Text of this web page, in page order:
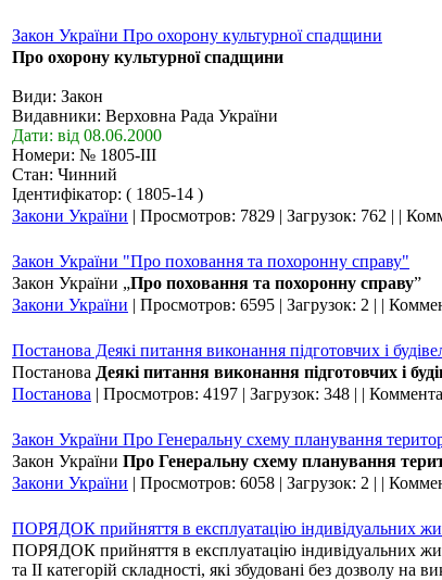
Закон України Про охорону культурної спадщини
Про охорону культурної спадщини
Види: Закон
Видавники: Верховна Рада України
Дати: від 08.06.2000
Номери: № 1805-III
Стан: Чинний
Ідентифікатор: ( 1805-14 )
Закони України | Просмотров: 7829 | Загрузок: 762 | |
Закон України "Про поховання та похоронну справу"
Закон України „Про поховання та похоронну справу”
Закони України | Просмотров: 6595 | Загрузок: 2 | |
Постанова Деякі питання виконання підготовчих і
Постанова Деякі питання виконання підготовчих і
Постанова | Просмотров: 4197 | Загрузок: 348 | |
Закон України Про Генеральну схему планування
Закон України Про Генеральну схему планування
Закони України | Просмотров: 6058 | Загрузок: 2 | |
ПОРЯДОК прийняття в експлуатацію індивідуальних
ПОРЯДОК прийняття в експлуатацію індивідуальних
та II категорій складності, які збудовані без дозволу на